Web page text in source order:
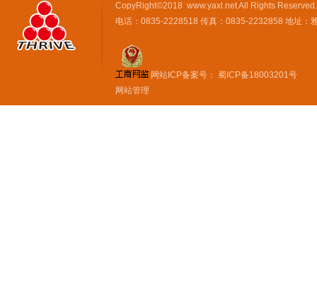
CopyRight©2018 www.yaxl.net All Rights
电话：0835-2228518 传真：0835-2232858 地址：
网站ICP备案号： 蜀ICP备18003201号
网站管理